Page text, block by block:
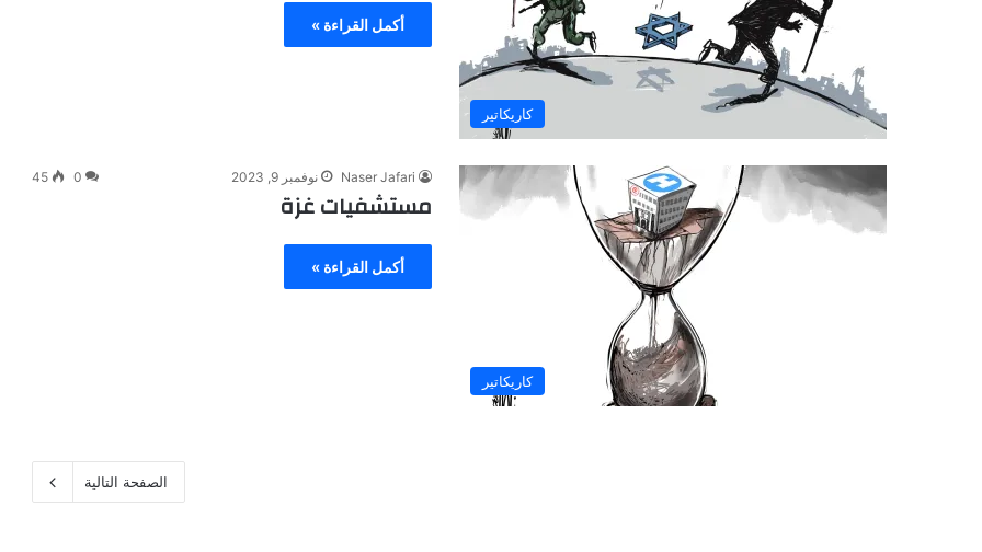
كاريكاتير
أكمل القراءة »
كاريكاتير
Naser Jafari نوفمبر 9, 2023 0
45
مستشفيات غزة
أكمل القراءة »
الصفحة التالية